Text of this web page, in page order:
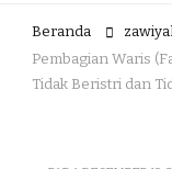
Beranda
Pembagian Waris
Tidak Beristri dan